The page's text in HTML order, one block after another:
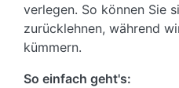
verlegen. So können Sie
zurücklehnen, während
kümmern.
So einfach geht's: